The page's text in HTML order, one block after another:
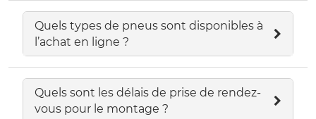
Quels types de pneus sont disponibles à
l’achat en ligne ?
Quels sont les délais de prise de rendez-
vous pour le montage ?